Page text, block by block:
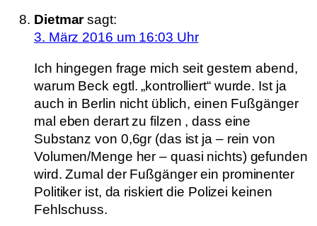
Dietmar sagt:
3. März 2016 um 16:03 Uhr
Ich hingegen frage mich seit gestern abend,
warum Beck egtl. „kontrolliert“ wurde. Ist ja
auch in Berlin nicht üblich, einen Fußgänger
mal eben derart zu filzen , dass eine
Substanz von 0,6gr (das ist ja – rein von
Volumen/Menge her – quasi nichts) gefunden
wird. Zumal der Fußgänger ein prominenter
Politiker ist, da riskiert die Polizei keinen
Fehlschuss.